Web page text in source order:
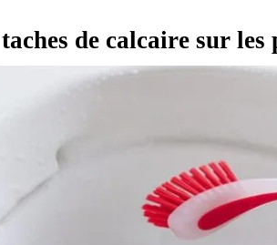
de calcaire sur les